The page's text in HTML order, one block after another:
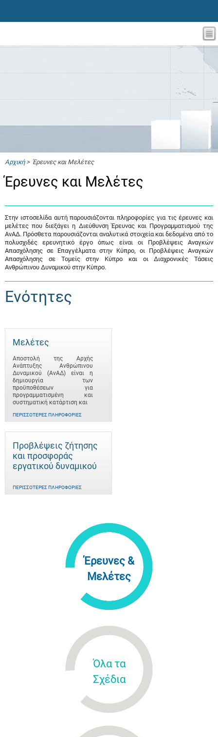
Αρχική> Έρευνες και Μελέτες
Έρευνες και Μελέτες
Στην ιστοσελίδα αυτή παρουσιάζονται πληροφορίες για τις έρευνες και
μελέτες που διεξάγει η Διεύθυνση Έρευνας και Προγραμματισμού της
ΑνΑΔ. Πρόσθετα παρουσιάζονται αναλυτικά στοιχεία και δεδομένα από το
πολυσχιδές ερευνητικό έργο όπως είναι οι Προβλέψεις Αναγκών
Απασχόλησης σε Επαγγέλματα στην Κύπρο, οι Προβλέψεις Αναγκών
Απασχόλησης σε Τομείς στην Κύπρο και οι Διαχρονικές Τάσεις
Ανθρώπινου Δυναμικού στην Κύπρο.
Ενότητες
Μελέτες
Αποστολή της Αρχής
Ανάπτυξης Ανθρώπινου
Δυναμικού (ΑνΑΔ) είναι η
δημιουργία των
προϋποθέσεων για
προγραμματισμένη και
συστηματική κατάρτιση και
ΠΕΡΙΣΣΌΤΕΡΕΣ ΠΛΗΡΟΦΟΡΊΕΣ
Προβλέψεις ζήτησης
και προσφοράς
εργατικού δυναμικού
ΠΕΡΙΣΣΌΤΕΡΕΣ ΠΛΗΡΟΦΟΡΊΕΣ
Έρευνες &
Μελέτες
Όλα τα
Σχέδια